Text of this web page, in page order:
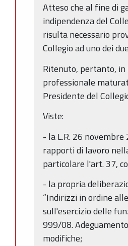
Atteso che al fine di
indipendenza del
risulta necessario
Collegio ad uno dei
Ritenuto, pertanto, in
professionale
Presidente del
Viste:
- la L.R. 26
rapporti di lavoro
particolare l'art. 37,
- la propria
“Indirizzi in ordine
sull'esercizio delle
999/08.
modifiche;